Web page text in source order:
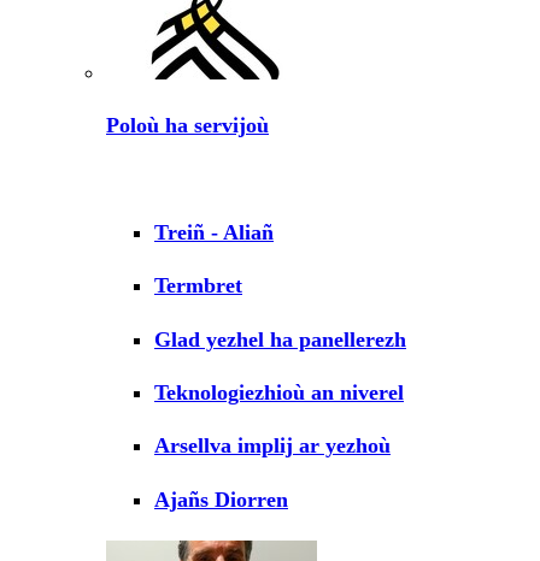
Poloù ha servijoù
Treiñ - Aliañ
Termbret
Glad yezhel ha panellerezh
Teknologiezhioù an niverel
Arsellva implij ar yezhoù
Ajañs Diorren